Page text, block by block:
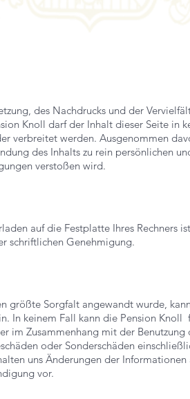
des Nachdrucks und der
Knoll darf der Inhalt dieser Seite in
verbreitet werden. Ausgenommen
des Inhalts zu rein persönlichen
verstoßen wird.
auf die Festplatte Ihres Rechners ist
schriftlichen Genehmigung.
größte Sorgfalt angewandt wurde,
In keinem Fall kann die Pension Knoll
im Zusammenhang mit der Benutzung
oder Sonderschäden
uns Änderungen der Informationen
vor.